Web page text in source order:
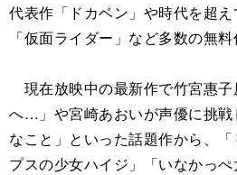
代表作「ドカベン」や時代を超
「仮面ライダー」など多数の無料
現在放映中の最新作で竹宮惠
へ…」や宮崎あおいが声優に挑戦
なこと」といった話題作から、
プスの少女ハイジ」「いなかっ